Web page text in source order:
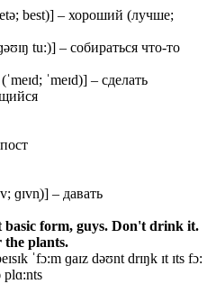
best)] – хороший (лучше;
tu:)] – собираться что-то
ˈmeɪd)] – сделать
ɡɪvn̩)] – давать
basic form, guys. Don't drink it.
plants.
ˈfɔ:m ɡaɪz dəʊnt drɪŋk ɪt ɪts fɔ:
plɑ:nts